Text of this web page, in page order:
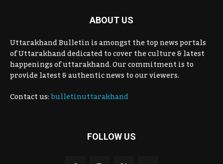
ABOUT US
Uttarakhand Bulletin is amongst the top news portals
of Uttarakhand dedicated to cover the culture & latest
happenings of uttarakhand. Our commitment is to
provide latest & authentic news to our viewers.
Contact us:bulletinuttarakhand
FOLLOW US